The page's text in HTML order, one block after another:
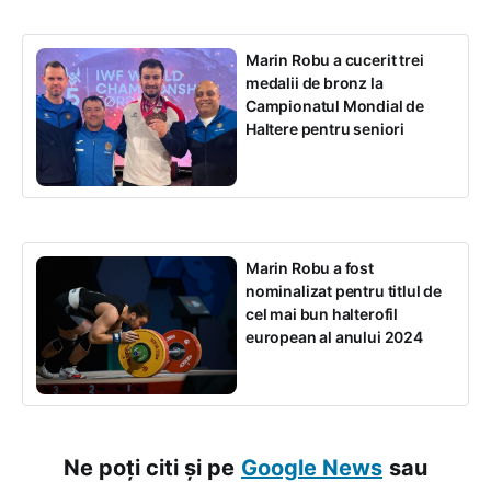
Marin Robu a cucerit trei
medalii de bronz la
Campionatul Mondial de
Haltere pentru seniori
Marin Robu a fost
nominalizat pentru titlul de
cel mai bun halterofil
european al anului 2024
Ne poți citi și pe Google News sau